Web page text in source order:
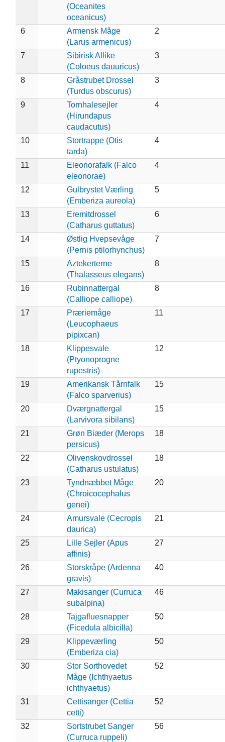
(Oceanites
oceanicus)
6
Armensk Måge
(Larus armenicus)
2
7
Sibirisk Allike
(Coloeus dauuricus)
3
8
Gråstrubet Drossel
(Turdus obscurus)
3
9
Tornhalesejler
(Hirundapus
caudacutus)
4
10
Stortrappe (Otis
tarda)
4
11
Eleonorafalk (Falco
eleonorae)
4
12
Gulbrystet Værling
(Emberiza aureola)
5
13
Eremitdrossel
(Catharus guttatus)
6
14
Østlig Hvepsevåge
(Pernis ptilorhynchus)
7
15
Aztekerterne
(Thalasseus elegans)
8
16
Rubinnattergal
(Calliope calliope)
8
17
Præriemåge
(Leucophaeus
pipixcan)
11
18
Klippesvale
(Ptyonoprogne
rupestris)
12
19
Amerikansk Tårnfalk
(Falco sparverius)
15
20
Dværgnattergal
(Larvivora sibilans)
15
21
Grøn Biæder (Merops
persicus)
18
22
Olivenskovdrossel
(Catharus ustulatus)
18
23
Tyndnæbbet Måge
(Chroicocephalus
genei)
20
24
Amursvale (Cecropis
daurica)
21
25
Lille Sejler (Apus
affinis)
27
26
Storskråpe (Ardenna
gravis)
40
27
Makisanger (Curruca
subalpina)
46
28
Tajgafluesnapper
(Ficedula albicilla)
50
29
Klippeværling
(Emberiza cia)
50
30
Stor Sorthovedet
Måge (Ichthyaetus
ichthyaetus)
52
31
Cettisanger (Cettia
cetti)
52
32
Sortstrubet Sanger
(Curruca ruppeli)
56